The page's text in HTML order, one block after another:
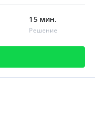
15 мин.
Решение